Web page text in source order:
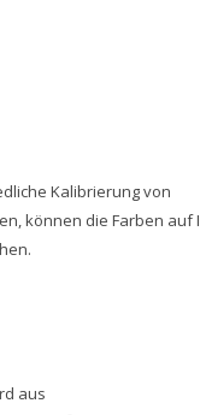
Kalibrierung von
können die Farben auf
aus